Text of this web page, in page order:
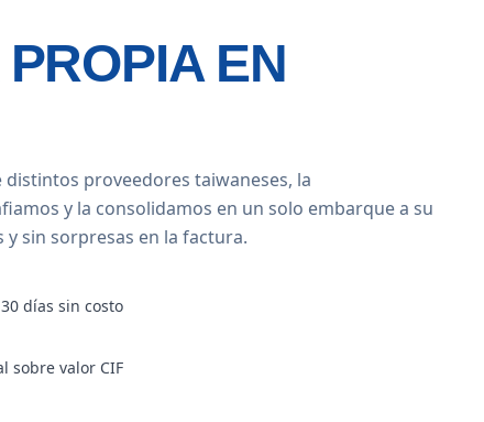
EN
distintos proveedores taiwaneses, la
y la consolidamos en un solo embarque a su
sin sorpresas en la factura.
días sin costo
sobre valor CIF